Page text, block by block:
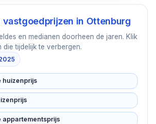
vastgoedprijzen in Ottenburg
en medianen doorheen de jaren. Klik
die tijdelijk te verbergen.
huizenprijs
appartementsprijs